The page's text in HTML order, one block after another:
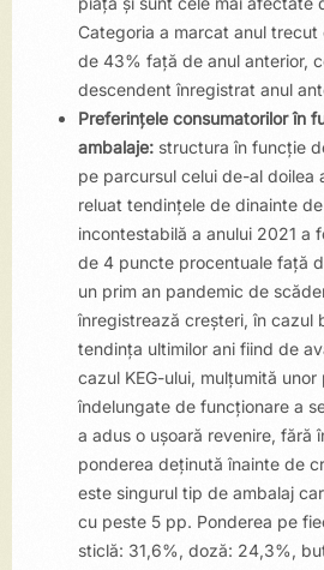
Categoria a marcat anul
de 43% față de anul anterior,
descendent înregistrat anul
Preferințele consumatorilor în
ambalaje: structura în funcție
pe parcursul celui de-al doilea
reluat tendințele de dinainte
incontestabilă a anului 2021 a
de 4 puncte procentuale față
un prim an pandemic de
înregistrează creșteri, în cazul
tendința ultimilor ani fiind de
cazul KEG-ului, mulțumită unor
îndelungate de funcționare a
a adus o ușoară revenire, fără
ponderea deținută înainte de
este singurul tip de ambalaj
cu peste 5 pp. Ponderea pe
sticlă: 31,6%, doză: 24,3%,